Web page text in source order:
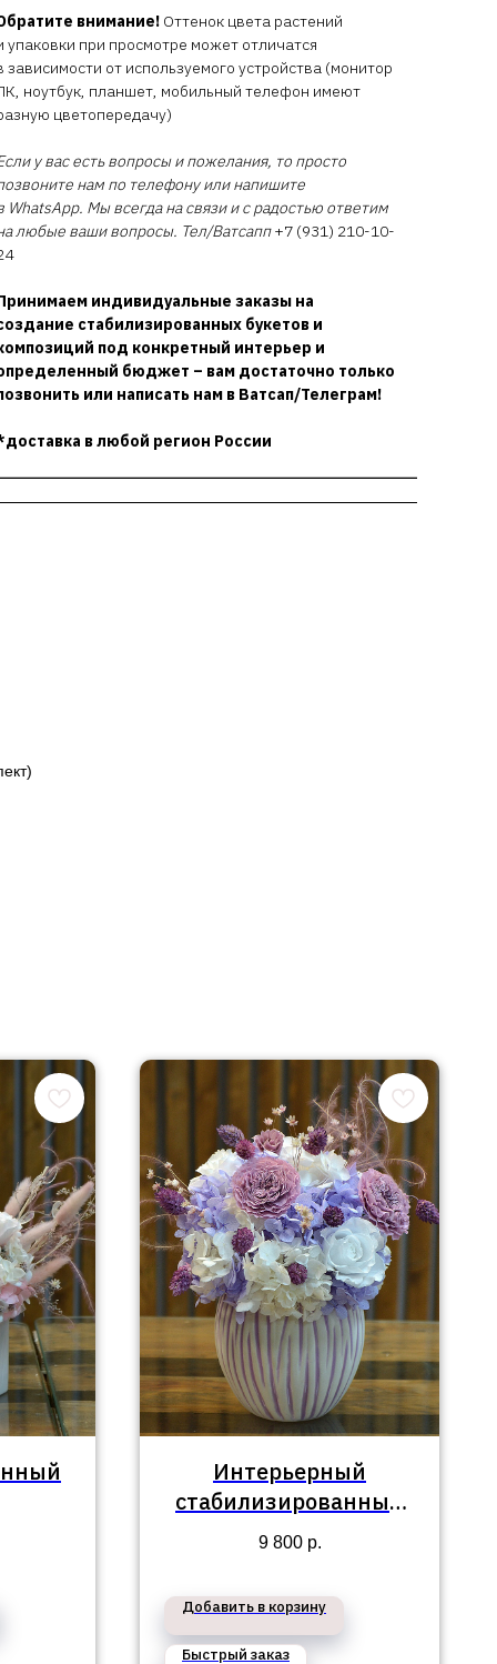
внимание! Оттенок цвета растений
упаковки при просмотре может отличатся
зависимости от используемого устройства (монитор
ноутбук, планшет, мобильный телефон имеют
цветопередачу)
у вас есть вопросы и пожелания, то просто
нам по телефону или напишите
WhatsApp. Мы всегда на связи и с радостью ответим
любые ваши вопросы. Тел/Ватсапп+7 (931) 210-10-
индивидуальные заказы на
стабилизированных букетов и
под конкретный интерьер и
бюджет – вам достаточно только
или написать нам в Ватсап/Телеграм!
в любой регион России
Интерьерный
стабилизированный
букет №65
9 800 р.
Добавить в корзину
Быстрый заказ